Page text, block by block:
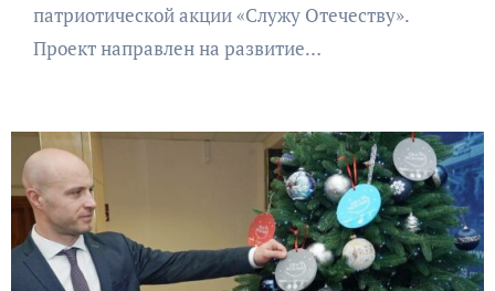
патриотической акции «Служу Отечеству».
Проект направлен на развитие…